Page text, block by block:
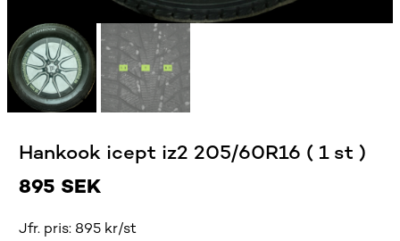
Hankook icept iz2 205/60R16 ( 1 st )
895 SEK
Jfr. pris: 895 kr/st